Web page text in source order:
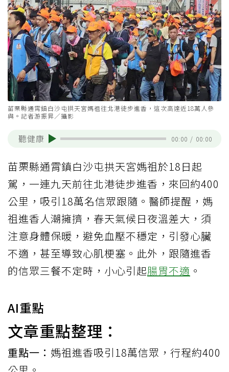
苗栗縣通霄鎮白沙屯拱天宮媽祖往北港徒步進香，這次高達近18萬人參
與。記者游振昇／攝影
聽健康 00:00 / 00:00
苗栗縣通霄鎮白沙屯拱天宮媽祖於18日起
駕，一連九天前往北港徒步進香，來回約400
公里，吸引18萬名信眾跟隨。醫師提醒，媽
祖進香人潮擁擠，春天氣候日夜溫差大，須
注意身體保暖，避免血壓不穩定，引發心臟
不適，甚至導致心肌梗塞。此外，跟隨進香
的信眾三餐不定時，小心引起腸胃不適 。
AI重點
文章重點整理：
重點一： 媽祖進香吸引18萬信眾，行程約400